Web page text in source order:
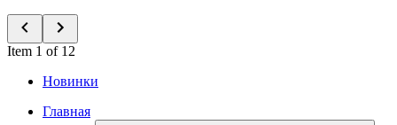
Item 1 of 12
Новинки
Главная